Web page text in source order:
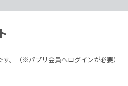
。（※パプリ会員へログインが必要）